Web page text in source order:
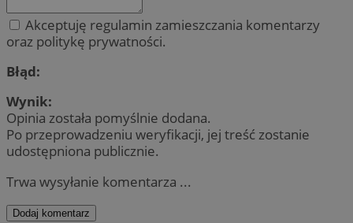
Akceptuję regulamin zamieszczania komentarzy
oraz politykę prywatności.
Błąd:
Wynik:
Opinia została pomyślnie dodana.
Po przeprowadzeniu weryfikacji, jej treść zostanie
udostępniona publicznie.
Trwa wysyłanie komentarza ...
Dodaj komentarz